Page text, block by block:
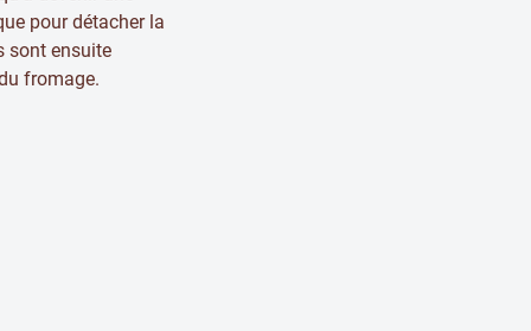
pour détacher la
sont ensuite
fromage.